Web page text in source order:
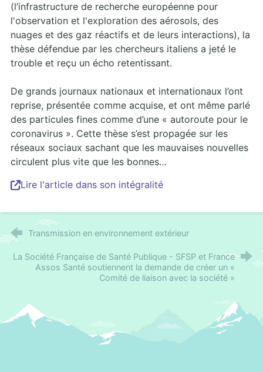
(l’infrastructure de recherche européenne pour
l'observation et l'exploration des aérosols, des
nuages et des gaz réactifs et de leurs interactions), la
thèse défendue par les chercheurs italiens a jeté le
trouble et reçu un écho retentissant.
De grands journaux nationaux et internationaux l’ont
reprise, présentée comme acquise, et ont même parlé
des particules fines comme d’une « autoroute pour le
coronavirus ». Cette thèse s’est propagée sur les
réseaux sociaux sachant que les mauvaises nouvelles
circulent plus vite que les bonnes…
Lire l'article dans son intégralité
Transmission en environnement extérieur
La Société Française de Santé Publique - SFSP et France
Assos Santé soutiennent la demande de créer un «
Comité de liaison avec la société »